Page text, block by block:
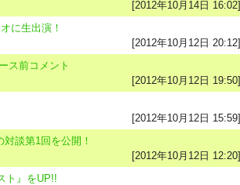
[2012年10月14日 16:02]
に生出演！
[2012年10月12日 20:12]
ス前コメント
[2012年10月12日 19:50]
[2012年10月12日 15:59]
談第1回を公開！
[2012年10月12日 12:20]
ト』をUP!!